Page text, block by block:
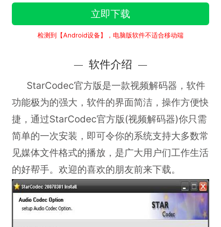
立即下载
检测到【Android设备】，电脑版软件不适合移动端
软件介绍
StarCodec官方版是一款视频解码器，软件
功能极为的强大，软件的界面简洁，操作方便快
捷，通过StarCodec官方版(视频解码器)你只需
简单的一次安装，即可令你的系统支持大多数常
见媒体文件格式的播放，是广大用户们工作生活
的好帮手。欢迎的喜欢的朋友前来下载。